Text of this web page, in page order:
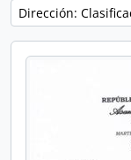
Dirección: